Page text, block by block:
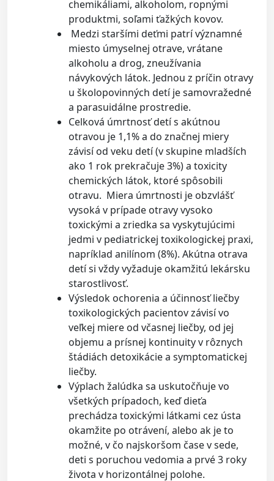
chemikáliami, alkoholom, ropnými
produktmi, soľami ťažkých kovov.
Medzi staršími deťmi patrí významné
miesto úmyselnej otrave, vrátane
alkoholu a drog, zneužívania
návykových látok. Jednou z príčin otravy
u školopovinných detí je samovražedné
a parasuidálne prostredie.
Celková úmrtnosť detí s akútnou
otravou je 1,1% a do značnej miery
závisí od veku detí (v skupine mladších
ako 1 rok prekračuje 3%) a toxicity
chemických látok, ktoré spôsobili
otravu. Miera úmrtnosti je obzvlášť
vysoká v prípade otravy vysoko
toxickými a zriedka sa vyskytujúcimi
jedmi v pediatrickej toxikologickej praxi,
napríklad anilínom (8%). Akútna otrava
detí si vždy vyžaduje okamžitú lekársku
starostlivosť.
Výsledok ochorenia a účinnosť liečby
toxikologických pacientov závisí vo
veľkej miere od včasnej liečby, od jej
objemu a prísnej kontinuity v rôznych
štádiách detoxikácie a symptomatickej
liečby.
Výplach žalúdka sa uskutočňuje vo
všetkých prípadoch, keď dieťa
prechádza toxickými látkami cez ústa
okamžite po otrávení, alebo ak je to
možné, v čo najskoršom čase v sede,
deti s poruchou vedomia a prvé 3 roky
života v horizontálnej polohe.